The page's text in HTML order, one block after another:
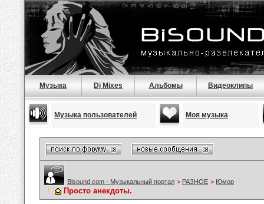
Музыка Dj Mixes Альбомы Видеоклипы
Музыка пользователей Моя музыка
Bisound.com - Музыкальный портал > РАЗНОЕ > Юмор
Просто анекдоты.